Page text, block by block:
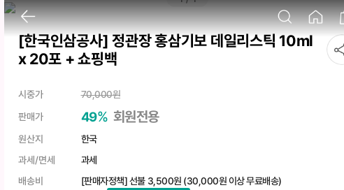
[한국인삼공사] 정관장 홍삼기보 데일리스틱 10ml
x 20포 + 쇼핑백
시중가 70,000원
판매가
49% 회원전용
원산지
한국
과세/면세
과세
배송비
[판매자정책] 선불 3,500원 (30,000원 이상 무료배송)